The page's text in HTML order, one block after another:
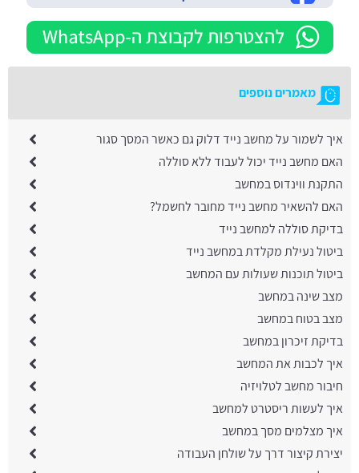
מאמרים נוספים
איך לשמור על מחשב נייד דלוק גם כאשר המסך סגור
האם מחשב נייד יכול לעבוד ללא סוללה
התקנת ווינדוס במחשב
האם להשאיר מחשב נייד מחובר לחשמל?
בדיקת סוללה למחשב נייד
ביטול נעילת מקלדת במחשב נייד
ביטול תוכנות שעולות עם המחשב
מצב שינה במחשב
מצב בטוח במחשב
בדיקת זיכרון במחשב
איך לכבות את המחשב
חיבור מחשב לטלויזיה
איך לעשות ריסטרט למחשב
איך מצלמים מסך במחשב
יצירת קיצור דרך על שולחן העבודה